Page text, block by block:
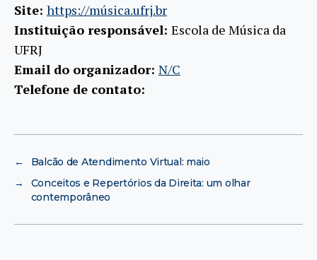
Site: https://música.ufrj.br
Instituição responsável: Escola de Música da
UFRJ
Email do organizador: N/C
Telefone de contato:
←
Balcão de Atendimento Virtual: maio
→
Conceitos e Repertórios da Direita: um olhar
contemporâneo